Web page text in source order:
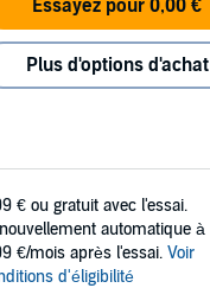
Essayez pour 0,00 €
Plus d'options d'achat
€ ou gratuit avec l'essai.
automatique à
€/mois après l'essai. Voir
d'éligibilité